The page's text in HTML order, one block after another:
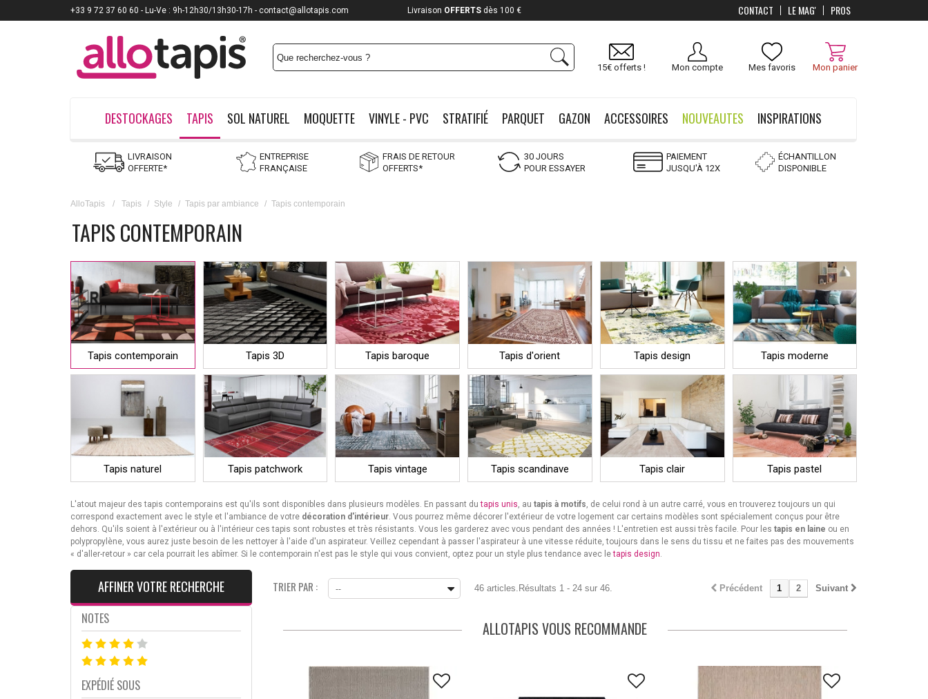
Mon panier
Mes favoris
Mon compte
15€ offerts !
DESTOCKAGES TAPIS SOL NATUREL MOQUETTE VINYLE - PVC STRATIFIÉ PARQUET GAZON ACCESSOIRES NOUVEAUTES INSPIRATIONS
LIVRAISON
OFFERTE*
ENTREPRISE
FRANÇAISE
FRAIS DE RETOUR
OFFERTS*
30 JOURS
POUR ESSAYER
PAIEMENT
JUSQU'À 12X
ÉCHANTILLON
DISPONIBLE
AlloTapis / Tapis / Style / Tapis par ambiance / Tapis contemporain
TAPIS CONTEMPORAIN
Tapis contemporain Tapis 3D Tapis baroque Tapis d'orient Tapis design Tapis moderne
Tapis naturel Tapis patchwork Tapis vintage Tapis scandinave Tapis clair Tapis pastel
L'atout majeur des tapis contemporains est qu'ils sont disponibles dans plusieurs modèles. En passant dutapis unis, au tapis à motifs, de celui rond à un autre carré, vous en trouverez toujours un qui
correspond exactement avec le style et l'ambiance de votre décoration d'intérieur. Vous pourrez même décorer l'extérieur de votre logement car certains modèles sont spécialement conçus pour être
dehors. Qu'ils soient à l'extérieur ou à l'intérieur ces tapis sont robustes et très résistants. Vous les garderez avec vous pendant des années ! L'entretien est aussi très facile. Pour les tapis en laine ou en
polypropylène, vous aurez juste besoin de les nettoyer à l'aide d'un aspirateur. Veillez cependant à passer l'aspirateur à une vitesse réduite, toujours dans le sens du tissu et ne faites pas des mouvements
« d'aller-retour » car cela pourrait les abîmer. Si le contemporain n'est pas le style qui vous convient, optez pour un style plus tendance avec letapis design.
AFFINER VOTRE RECHERCHE
NOTES
EXPÉDIÉ SOUS
TRIER PAR : -- 46 articles. Précédent 1 2 Suivant
Résultats 1 - 24 sur 46.
ALLOTAPIS VOUS RECOMMANDE
PROS
LE MAG'
CONTACT
+33 9 72 37 60 60 - Lu-Ve : 9h-12h30/13h30-17h - contact@allotapis.com Payez jusqu'à12x OFFERTSdès 100 €